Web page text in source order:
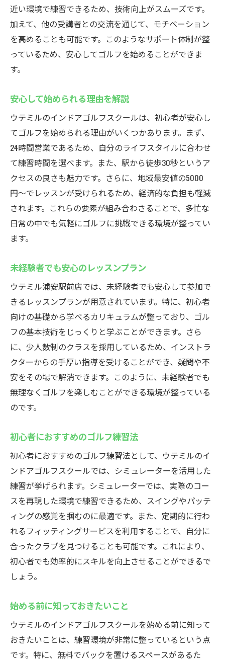
近い環境で練習できるため、技術向上がスムーズです。
加えて、他の受講者との交流を通じて、モチベーション
を高めることも可能です。このようなサポート体制が整
っているため、安心してゴルフを始めることができま
す。
安心して始められる理由を解説
ウテミルのインドアゴルフスクールは、初心者が安心し
てゴルフを始められる理由がいくつかあります。まず、
24時間営業であるため、自分のライフスタイルに合わせ
て練習時間を選べます。また、駅から徒歩30秒というア
クセスの良さも魅力です。さらに、地域最安値の5000
円〜でレッスンが受けられるため、経済的な負担も軽減
されます。これらの要素が組み合わさることで、多忙な
日常の中でも気軽にゴルフに挑戦できる環境が整ってい
ます。
未経験者でも安心のレッスンプラン
ウテミル浦安駅前店では、未経験者でも安心して参加で
きるレッスンプランが用意されています。特に、初心者
向けの基礎から学べるカリキュラムが整っており、ゴル
フの基本技術をじっくりと学ぶことができます。さら
に、少人数制のクラスを採用しているため、インストラ
クターからの手厚い指導を受けることができ、疑問や不
安をその場で解消できます。このように、未経験者でも
無理なくゴルフを楽しむことができる環境が整っている
のです。
初心者におすすめのゴルフ練習法
初心者におすすめのゴルフ練習法として、ウテミルのイ
ンドアゴルフスクールでは、シミュレーターを活用した
練習が挙げられます。シミュレーターでは、実際のコー
スを再現した環境で練習できるため、スイングやパッテ
ィングの感覚を掴むのに最適です。また、定期的に行わ
れるフィッティングサービスを利用することで、自分に
合ったクラブを見つけることも可能です。これにより、
初心者でも効率的にスキルを向上させることができるで
しょう。
始める前に知っておきたいこと
ウテミルのインドアゴルフスクールを始める前に知って
おきたいことは、練習環境が非常に整っているという点
です。特に、無料でバックを置けるスペースがあるた